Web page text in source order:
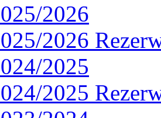
2026
2026
2025
2025